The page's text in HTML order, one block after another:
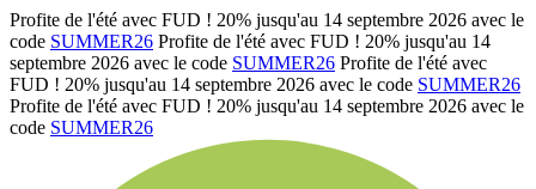
Profite de l'été avec FUD ! 20% jusqu'au 14 septembre 2026 avec le
code SUMMER26 Profite de l'été avec FUD ! 20% jusqu'au 14
septembre 2026 avec le code SUMMER26 Profite de l'été avec
FUD ! 20% jusqu'au 14 septembre 2026 avec le code SUMMER26
Profite de l'été avec FUD ! 20% jusqu'au 14 septembre 2026 avec le
code SUMMER26